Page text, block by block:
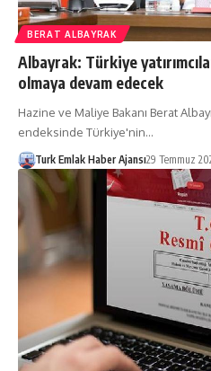
BERAT ALBAYRAK
Albayrak: Türkiye
olmaya devam edecek
Hazine ve Maliye Bakanı Berat
endeksinde Türkiye'nin…
Turk Emlak Haber Ajansı29 Temmuz